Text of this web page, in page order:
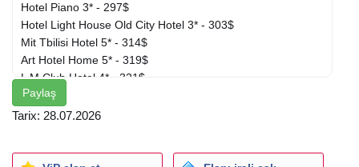
Hotel Piano 3* - 297$
Hotel Light House Old City Hotel 3* - 303$
Mit Tbilisi Hotel 5* - 314$
Art Hotel Home 5* - 319$
L M Club Hotel 4* - 321$
Elle Boutique Hotel 4* - 323$
Silver 34 Boutique Hotel Tbilisi 4* - 344$
Paylaş
Tarix: 28.07.2026